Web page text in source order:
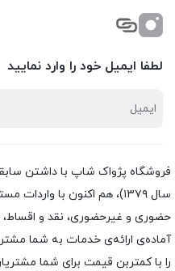
لطفا ایمیل خود را وارد نمایید
سال ۱۳۷۹)، هم اکنون با
حضوری و غیرحضوری، نقد و
آماده‌ی ارائه‌ی خدمات به شما
را با کمتربن قیمت برای شما